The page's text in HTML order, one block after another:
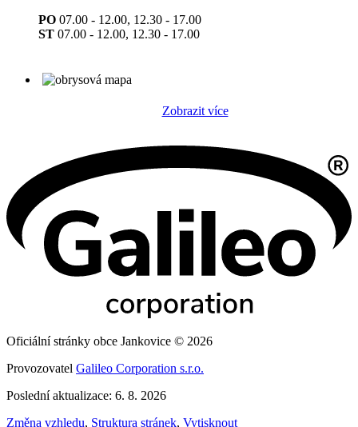
PO 07.00 - 12.00, 12.30 - 17.00
ST 07.00 - 12.00, 12.30 - 17.00
Zobrazit více
Oficiální stránky obce Jankovice © 2026
Provozovatel Galileo Corporation s.r.o.
Poslední aktualizace: 6. 8. 2026
Změna vzhledu, Struktura stránek, Vytisknout